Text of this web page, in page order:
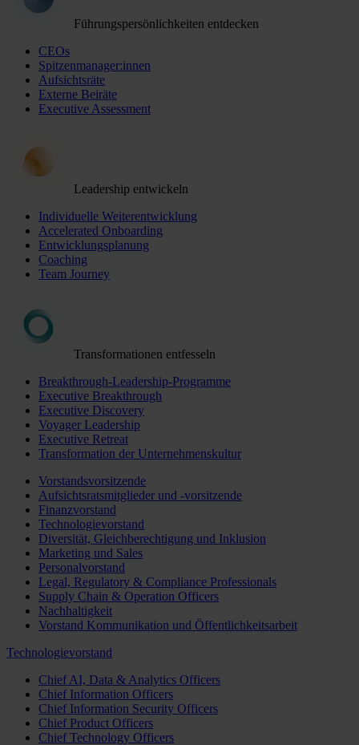
Führungspersönlichkeiten entdecken
CEOs
Spitzenmanager:innen
Aufsichtsräte
Externe Beiräte
Executive Assessment
Leadership entwickeln
Individuelle Weiterentwicklung
Accelerated Onboarding
Entwicklungsplanung
Coaching
Team Journey
Transformationen entfesseln
Breakthrough-Leadership-Programme
Executive Breakthrough
Executive Discovery
Voyager Leadership
Executive Retreat
Transformation der Unternehmenskultur
Vorstandsvorsitzende
Aufsichtsratsmitglieder und -vorsitzende
Finanzvorstand
Technologievorstand
Diversität, Gleichberechtigung und Inklusion
Marketing und Sales
Personalvorstand
Legal, Regulatory & Compliance Professionals
Supply Chain & Operation Officers
Nachhaltigkeit
Vorstand Kommunikation und Öffentlichkeitsarbeit
Technologievorstand
Chief AI, Data & Analytics Officers
Chief Information Officers
Chief Information Security Officers
Chief Product Officers
Chief Technology Officers